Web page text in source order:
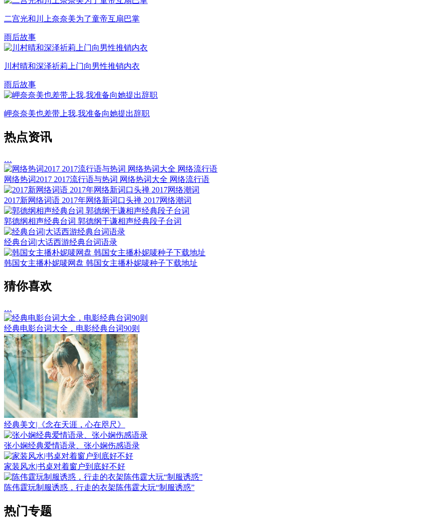
二宫光和川上奈奈美为了童帝互扇巴掌
雨后故事
川村晴和深泽祈莉上门向男性推销内衣
雨后故事
岬奈奈美也差带上我,我准备向她提出辞职
热点资讯
…
网络热词2017 2017流行语与热词 网络热词大全 网络流行语
2017新网络词语 2017年网络新词口头禅 2017网络潮词
郭德纲相声经典台词 郭德纲于谦相声经典段子台词
经典台词|大话西游经典台词语录
韩国女主播朴妮唛网盘 韩国女主播朴妮唛种子下载地址
猜你喜欢
…
经典电影台词大全，电影经典台词90则
经典美文|《念在天涯，心在咫尺》
张小娴经典爱情语录、张小娴伤感语录
家装风水|书桌对着窗户到底好不好
陈伟霆玩制服诱惑，行走的衣架陈伟霆大玩“制服诱惑”
热门专题